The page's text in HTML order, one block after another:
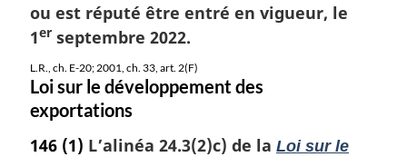
ou est réputé être entré en vigueur, le
1er septembre 2022.
L.R., ch. E-20; 2001, ch. 33, art. 2(F)
Loi sur le développement des
exportations
146 (1) L’alinéa 24.3(2)c) de la Loi sur le